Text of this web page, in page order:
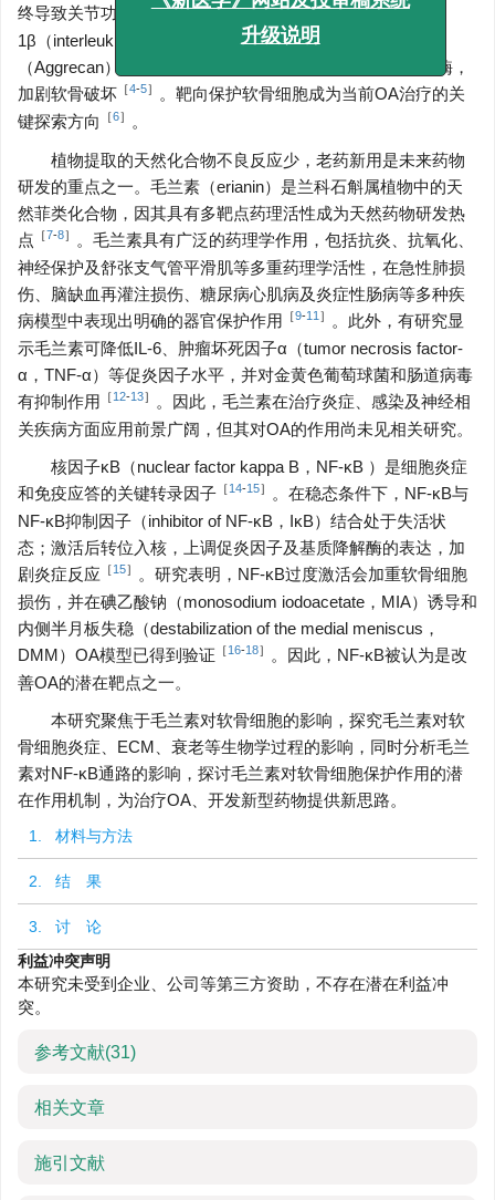
终导致关节功能丧失［2-3］。分子机制上，白细胞介素
1β（interleukin-1β，IL-1β）等促炎因子抑制蛋白聚糖
（Aggrecan）与Ⅱ型胶原（Collagen Ⅱ）合成，激活降解酶，
加剧软骨破坏 ［4-5］
。靶向保护软骨细胞成为当前OA治疗的关
键探索方向
［6］ 。
植物提取的天然化合物不良反应少，老药新用是未来药物
研发的重点之一。毛兰素（erianin）是兰科石斛属植物中的天
然菲类化合物，因其具有多靶点药理活性成为天然药物研发热
点 ［7-8］
。毛兰素具有广泛的药理学作用，包括抗炎、抗氧化、
神经保护及舒张支气管平滑肌等多重药理学活性，在急性肺损
伤、脑缺血再灌注损伤、糖尿病心肌病及炎症性肠病等多种疾
病模型中表现出明确的器官保护作用 ［9-11 ］
。此外，有研究显
示毛兰素可降低IL-6、肿瘤坏死因子α（tumor necrosis factor-
α，TNF-α）等促炎因子水平，并对金黄色葡萄球菌和肠道病毒
有抑制作用 ［12-13］
。因此，毛兰素在治疗炎症、感染及神经相
关疾病方面应用前景广阔，但其对OA的作用尚未见相关研究。
核因子κB（nuclear factor kappa B，NF-κB ）是细胞炎症
和免疫应答的关键转录因子 ［14-15］
。在稳态条件下，NF-κB与
NF-κB抑制因子（inhibitor of NF-κB，IκB）结合处于失活状
态；激活后转位入核，上调促炎因子及基质降解酶的表达，加
剧炎症反应 ［15］
。研究表明，NF-κB过度激活会加重软骨细胞
损伤，并在碘乙酸钠（monosodium iodoacetate，MIA）诱导和
内侧半月板失稳（destabilization of the medial meniscus，
DMM）OA模型已得到验证 ［16-18］
。因此，NF-κB被认为是改
善OA的潜在靶点之一。
本研究聚焦于毛兰素对软骨细胞的影响，探究毛兰素对软
骨细胞炎症、ECM、衰老等生物学过程的影响，同时分析毛兰
素对NF-κB通路的影响，探讨毛兰素对软骨细胞保护作用的潜
在作用机制，为治疗OA、开发新型药物提供新思路。
1. 材料与方法
2. 结 果
3. 讨 论
利益冲突声明
本研究未受到企业、公司等第三方资助，不存在潜在利益冲
突。
参考文献(31)
相关文章
施引文献
《新医学》网站及投审稿系统
升级说明